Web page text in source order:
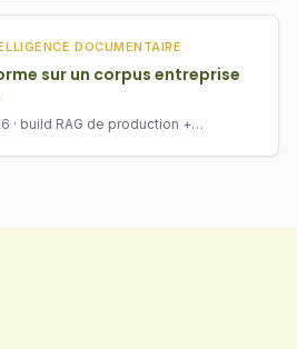
DOCUMENTAIRE
sur un corpus entreprise
· build RAG de production +